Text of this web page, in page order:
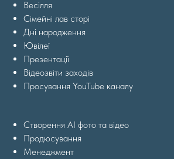
Весілля
Сімейні лав сторі
Дні народження
Ювілеї
Презентації
Відеозвіти заходів
Просування YouTube каналу
Створення AI фото та відео
Продюсування
Менеджмент